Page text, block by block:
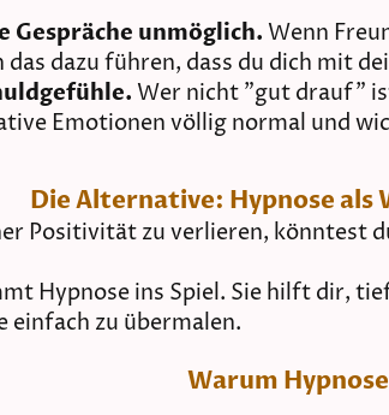
Gespräche unmöglich. Wenn
das dazu führen, dass du dich mit
Wer nicht "gut drauf"
Emotionen völlig normal und
Die Alternative: Hypnose als
Positivität zu verlieren, könntest
Hypnose ins Spiel. Sie hilft dir,
einfach zu übermalen.
Warum